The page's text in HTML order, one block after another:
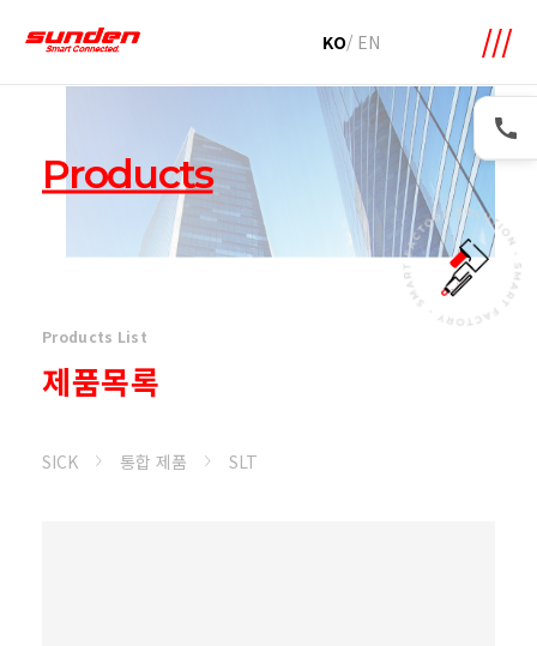
KO/ EN
Products
Products List
제품목록
SICK 통합 제품 SLT